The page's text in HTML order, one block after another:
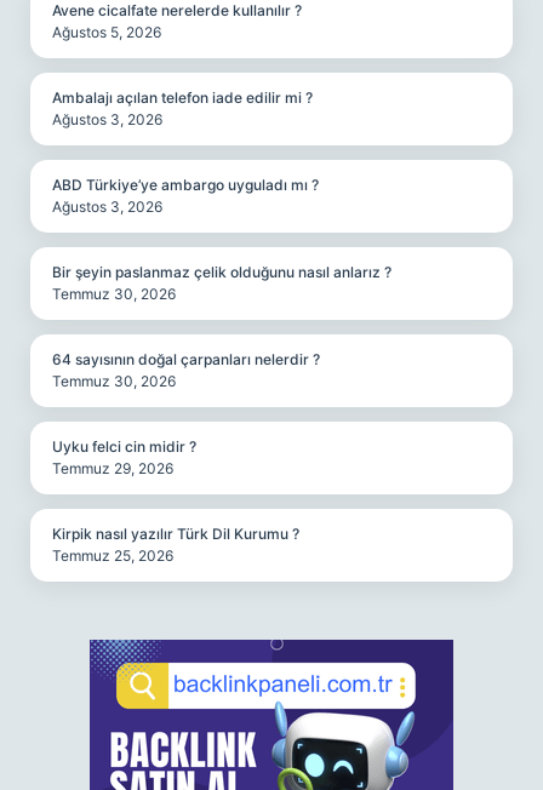
Avene cicalfate nerelerde kullanılır ?
Ağustos 5, 2026
Ambalajı açılan telefon iade edilir mi ?
Ağustos 3, 2026
ABD Türkiye’ye ambargo uyguladı mı ?
Ağustos 3, 2026
Bir şeyin paslanmaz çelik olduğunu nasıl anlarız ?
Temmuz 30, 2026
64 sayısının doğal çarpanları nelerdir ?
Temmuz 30, 2026
Uyku felci cin midir ?
Temmuz 29, 2026
Kirpik nasıl yazılır Türk Dil Kurumu ?
Temmuz 25, 2026